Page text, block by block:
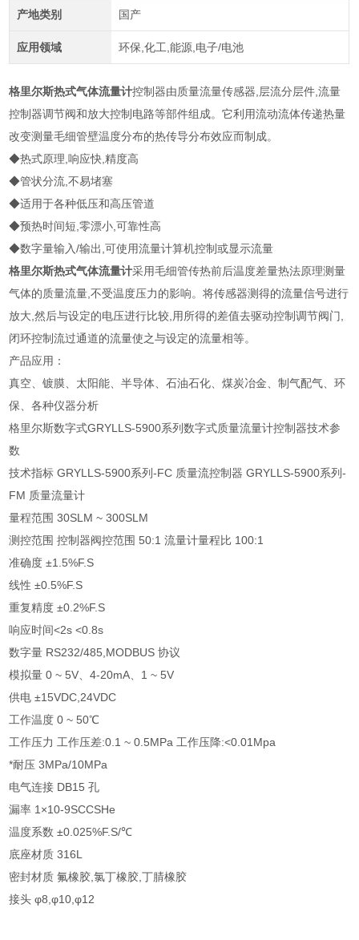
产地类别 国产
应用领域 环保,化工,能源,电子/电池
格里尔斯热式气体流量计控制器由质量流量传感器,层流分层件,流量
控制器调节阀和放大控制电路等部件组成。它利用流动流体传递热量
改变测量毛细管壁温度分布的热传导分布效应而制成。
◆热式原理,响应快,精度高
◆管状分流,不易堵塞
◆适用于各种低压和高压管道
◆预热时间短,零漂小,可靠性高
◆数字量输入/输出,可使用流量计算机控制或显示流量
格里尔斯热式气体流量计采用毛细管传热前后温度差量热法原理测量
气体的质量流量,不受温度压力的影响。将传感器测得的流量信号进行
放大,然后与设定的电压进行比较,用所得的差值去驱动控制调节阀门,
闭环控制流过通道的流量使之与设定的流量相等。
产品应用：
真空、镀膜、太阳能、半导体、石油石化、煤炭冶金、制气配气、环
保、各种仪器分析
格里尔斯数字式GRYLLS-5900系列数字式质量流量计控制器技术参
数
技术指标 GRYLLS-5900系列-FC 质量流控制器 GRYLLS-5900系列-
FM 质量流量计
量程范围 30SLM ~ 300SLM
测控范围 控制器阀控范围 50:1 流量计量程比 100:1
准确度 ±1.5%F.S
线性 ±0.5%F.S
重复精度 ±0.2%F.S
响应时间<2s <0.8s
数字量 RS232/485,MODBUS 协议
模拟量 0 ~ 5V、4-20mA、1 ~ 5V
供电 ±15VDC,24VDC
工作温度 0 ~ 50℃
工作压力 工作压差:0.1 ~ 0.5MPa 工作压降:<0.01Mpa
*耐压 3MPa/10MPa
电气连接 DB15 孔
漏率 1×10-9SCCSHe
温度系数 ±0.025%F.S/℃
底座材质 316L
密封材质 氟橡胶,氯丁橡胶,丁腈橡胶
接头 φ8,φ10,φ12